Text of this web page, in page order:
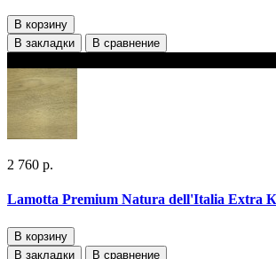
В корзину
В закладки
В сравнение
2 760 р.
Lamotta Premium Natura dell'Italia Extra
В корзину
В закладки
В сравнение